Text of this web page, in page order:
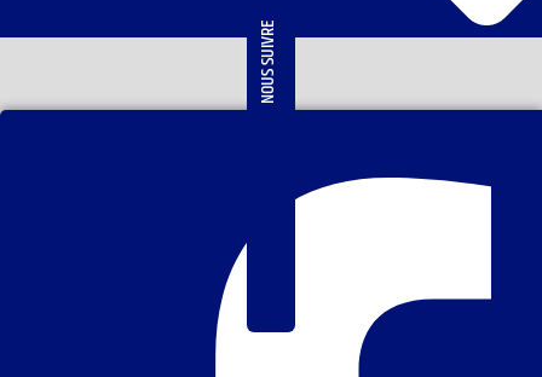
NOUS SUIVRE